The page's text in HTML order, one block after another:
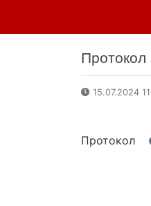
Протокол
15.07.2024
Протокол